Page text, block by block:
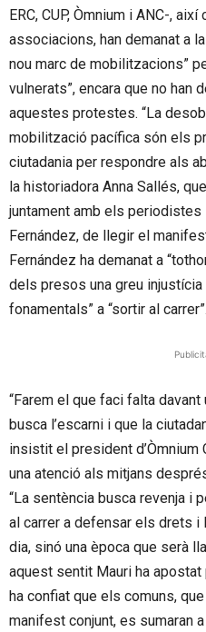
ERC, CUP, Òmnium i ANC-,
associacions, han demanat a
nou marc de mobilitzacions”
vulnerats”, encara que no han
aquestes protestes. “La
mobilització pacífica són els
ciutadania per respondre als
la historiadora Anna Sallés,
juntament amb els periodistes
Fernández, de llegir el
Fernández ha demanat a
dels presos una greu
fonamentals” a “sortir al carrer”.
“Farem el que faci falta
busca l’escarni i que la
insistit el president d’Òmnium
una atenció als mitjans
“La sentència busca revenja i
al carrer a defensar els drets
dia, sinó una època que serà
aquest sentit Mauri ha apostat
ha confiat que els comuns,
manifest conjunt, es sumaran